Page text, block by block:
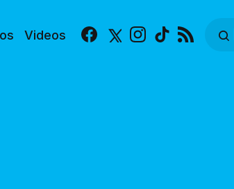
Videos Facebook
X Instagram
TikTok